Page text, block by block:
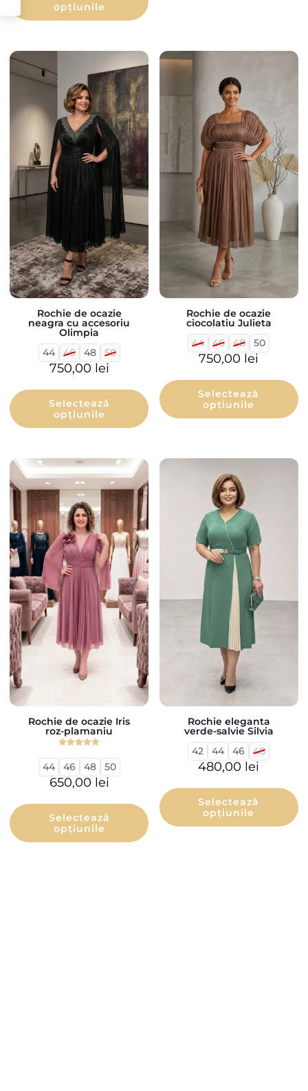
opțiunile
Rochie de ocazie
neagra cu accesoriu
Olimpia
44
46 48 50
750,00 lei
Selectează
opțiunile
Rochie de ocazie
ciocolatiu Julieta
44
46 48 50
750,00 lei
Selectează
opțiunile
Rochie de ocazie Iris
roz-plamaniu
5.00
din 5
44 46 48 50
650,00 lei
Selectează
opțiunile
Rochie eleganta
verde-salvie Silvia
42
44 46 48
480,00 lei
Selectează
opțiunile